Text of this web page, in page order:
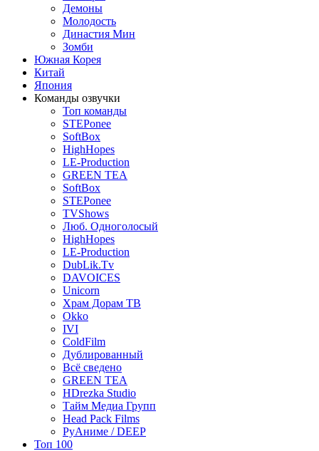
Демоны
Молодость
Династия Мин
Зомби
Южная Корея
Китай
Япония
Команды озвучки
Топ команды
STEPonee
SoftBox
HighHopes
LE-Production
GREEN TEA
SoftBox
STEPonee
TVShows
Люб. Одноголосый
HighHopes
LE-Production
DubLik.Tv
DAVOICES
Unicorn
Храм Дорам ТВ
Okko
IVI
ColdFilm
Дублированный
Всё сведено
GREEN TEA
HDrezka Studio
Тайм Медиа Групп
Head Pack Films
РуАниме / DEEP
Топ 100